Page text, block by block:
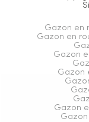
Gazon en
Gazon en
Gazon
Gazon
Gazon